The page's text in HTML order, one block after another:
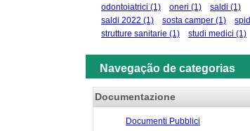
odontoiatrici (1) oneri (1) saldi (1)
saldi 2022 (1) sosta camper (1) spid
strutture sanitarie (1) studi medici (1)
Navegação de categorias
Documentazione
Documenti Pubblici